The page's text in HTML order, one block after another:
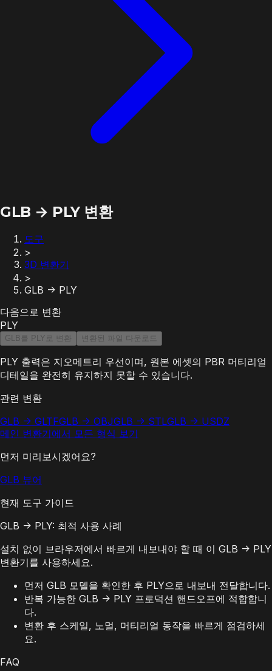
GLB → PLY 변환
도구
>
3D 변환기
>
GLB -> PLY
다음으로 변환
PLY
GLB를 PLY로 변환 변환된 파일 다운로드
PLY 출력은 지오메트리 우선이며, 원본 에셋의 PBR 머티리얼
디테일을 완전히 유지하지 못할 수 있습니다.
관련 변환
GLB -> GLTFGLB -> OBJGLB -> STLGLB -> USDZ
메인 변환기에서 모든 형식 보기
먼저 미리보시겠어요?
GLB 뷰어
현재 도구 가이드
GLB -> PLY: 최적 사용 사례
설치 없이 브라우저에서 빠르게 내보내야 할 때 이 GLB -> PLY
변환기를 사용하세요.
먼저 GLB 모델을 확인한 후 PLY으로 내보내 전달합니다.
반복 가능한 GLB -> PLY 프로덕션 핸드오프에 적합합니
다.
변환 후 스케일, 노멀, 머티리얼 동작을 빠르게 점검하세
요.
FAQ